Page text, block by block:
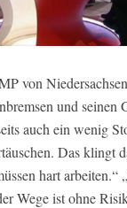
von
und
auch ein wenig
Das klingt
hart arbeiten.“
Wege ist ohne